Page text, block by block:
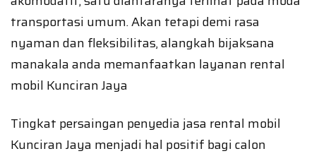
transportasi umum. Akan tetapi demi rasa
nyaman dan fleksibilitas, alangkah bijaksana
manakala anda memanfaatkan layanan rental
mobil Kunciran Jaya
Tingkat persaingan penyedia jasa rental mobil
Kunciran Jaya menjadi hal positif bagi calon